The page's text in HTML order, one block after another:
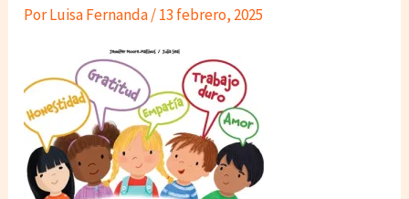
PorLuisa Fernanda/13 febrero, 2025